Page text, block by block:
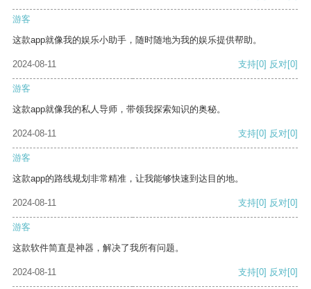
游客
这款app就像我的娱乐小助手，随时随地为我的娱乐提供帮助。
2024-08-11 支持[0] 反对[0]
游客
这款app就像我的私人导师，带领我探索知识的奥秘。
2024-08-11 支持[0] 反对[0]
游客
这款app的路线规划非常精准，让我能够快速到达目的地。
2024-08-11 支持[0] 反对[0]
游客
这款软件简直是神器，解决了我所有问题。
2024-08-11 支持[0] 反对[0]